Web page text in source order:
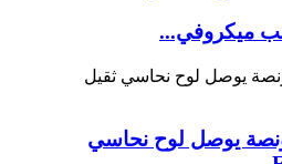
ميكروفي...
لحام 3 أونصة يوصل لوح نحاسي